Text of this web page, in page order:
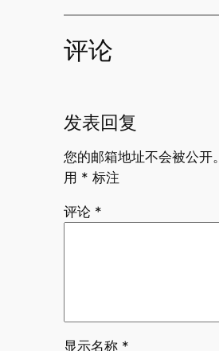
评论
发表回复
您的邮箱地址不会被公开。
用 * 标注
评论 *
显示名称 *